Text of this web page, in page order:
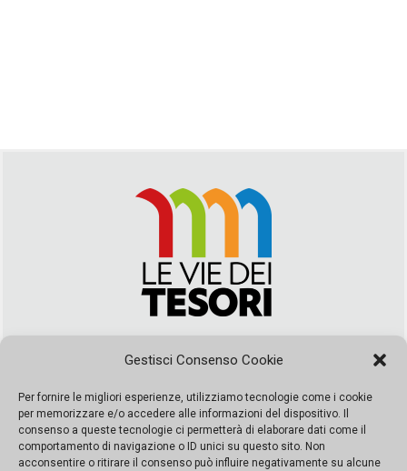
Gestisci Consenso Cookie
Per fornire le migliori esperienze, utilizziamo tecnologie come i cookie
per memorizzare e/o accedere alle informazioni del dispositivo. Il
consenso a queste tecnologie ci permetterà di elaborare dati come il
comportamento di navigazione o ID unici su questo sito. Non
acconsentire o ritirare il consenso può influire negativamente su alcune
segreteria@leviedeitesori.it
Direttore ResponsabileMarcello Barbaro – Aut. del tribunale di
Palermo n. 19 del 2017 iscrizione al roc numero 37003 Editore
Porta Felice Srl. Sede legale: Via Libertà 93 – 90143 Palermo